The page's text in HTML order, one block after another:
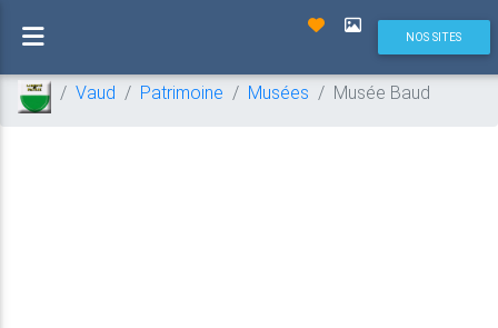
NOS SITES
Vaud Patrimoine Musées Musée Baud